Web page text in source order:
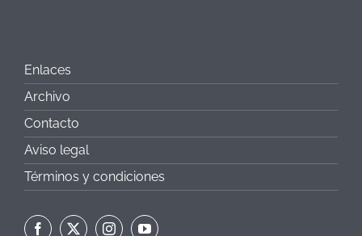
Enlaces
Archivo
Contacto
Aviso legal
Términos y condiciones